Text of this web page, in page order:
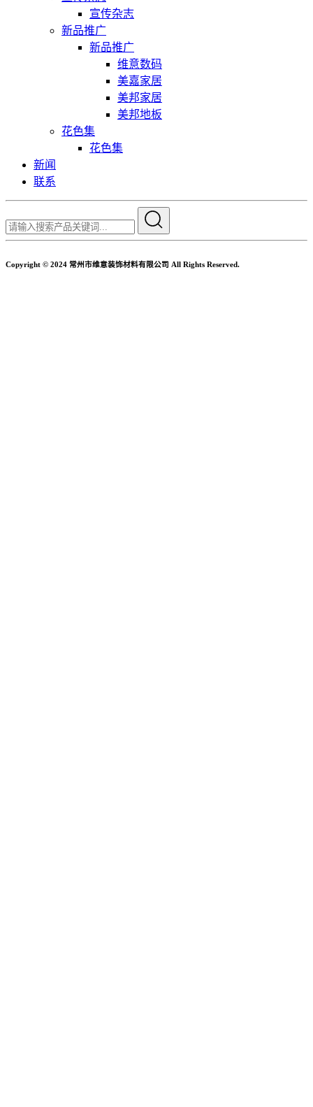
宣传杂志
新品推广
新品推广
维意数码
美嘉家居
美邦家居
美邦地板
花色集
花色集
新闻
联系
Copyright © 2024 常州市维意装饰材料有限公司 All Rights Reserved.